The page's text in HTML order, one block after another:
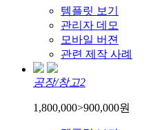
템플릿 보기
관리자 데모
모바일 버젼
관련 제작 사례
공장/창고2
1,800,000>900,000원